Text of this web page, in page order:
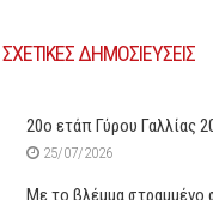
ΣΧΕΤΙΚΕΣ ΔΗΜΟΣΙΕΥΣΕΙΣ
20ο ετάπ Γύρου Γαλλίας
25/07/2026
Με το βλέμμα στραμμένο